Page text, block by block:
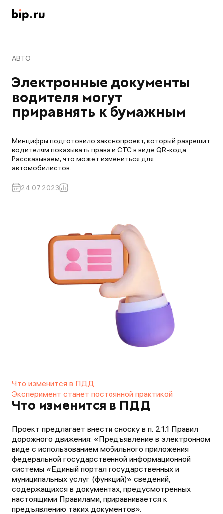
АВТО
Электронные документы
водителя могут
приравнять к бумажным
Минцифры подготовило законопроект, который разрешит
водителям показывать права и СТС в виде QR-кода.
Рассказываем, что может измениться для
автомобилистов.
24.07.2023
Что изменится в ПДД
Эксперимент станет постоянной практикой
Что изменится в ПДД
Проект предлагает внести сноску в п. 2.1.1 Правил
дорожного движения: «Предъявление в электронном
виде с использованием мобильного приложения
федеральной государственной информационной
системы «Единый портал государственных и
муниципальных услуг (функций)» сведений,
содержащихся в документах, предусмотренных
настоящими Правилами, приравнивается к
предъявлению таких документов».